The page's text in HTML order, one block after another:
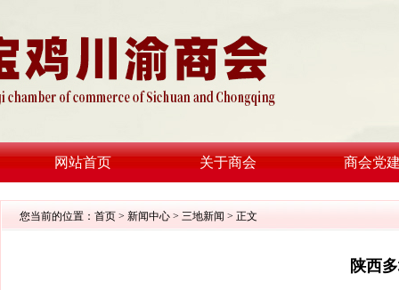
网站首页 关于商会 商会党
您当前的位置： 首页 > 新闻中心 > 三地新闻 > 正文
陕西